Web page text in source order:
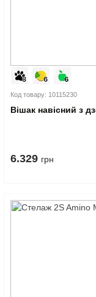
Код товару: 10115230
Вішак навісний з
6.329 грн